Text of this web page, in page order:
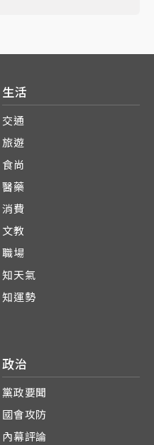
生活
交通
旅遊
食尚
醫藥
消費
文教
職場
知天氣
知運勢
政治
黨政要聞
國會攻防
內幕評論